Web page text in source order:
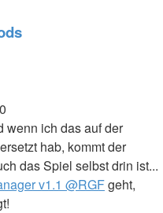
wenn ich das auf der
hab, kommt der
das Spiel selbst drin ist...
v1.1 @RGFgeht,